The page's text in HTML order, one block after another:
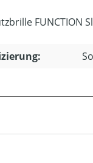
FUNCTION